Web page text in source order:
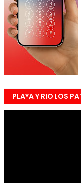
PLAYA Y RIO LOS